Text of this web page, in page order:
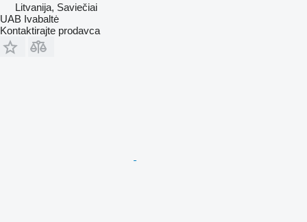
Litvanija, Saviečiai
UAB Ivabaltė
Kontaktirajte prodavca